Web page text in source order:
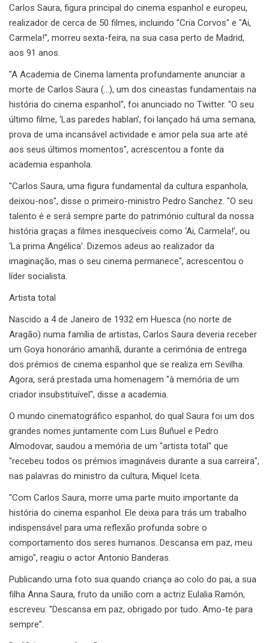
Carlos Saura, figura principal do cinema espanhol e europeu,
realizador de cerca de 50 filmes, incluindo "Cria Corvos" e "Ai,
Carmela!", morreu sexta-feira, na sua casa perto de Madrid,
aos 91 anos.
"A Academia de Cinema lamenta profundamente anunciar a
morte de Carlos Saura (…), um dos cineastas fundamentais na
história do cinema espanhol", foi anunciado no Twitter. "O seu
último filme, ‘Las paredes hablan’, foi lançado há uma semana,
prova de uma incansável actividade e amor pela sua arte até
aos seus últimos momentos", acrescentou a fonte da
academia espanhola.
"Carlos Saura, uma figura fundamental da cultura espanhola,
deixou-nos", disse o primeiro-ministro Pedro Sanchez. "O seu
talento é e será sempre parte do património cultural da nossa
história graças a filmes inesquecíveis como ‘Ai, Carmela!’, ou
‘La prima Angélica’. Dizemos adeus ao realizador da
imaginação, mas o seu cinema permanece", acrescentou o
líder socialista.
Artista total
Nascido a 4 de Janeiro de 1932 em Huesca (no norte de
Aragão) numa família de artistas, Carlos Saura deveria receber
um Goya honorário amanhã, durante a cerimónia de entrega
dos prémios de cinema espanhol que se realiza em Sevilha.
Agora, será prestada uma homenagem "à memória de um
criador insubstituível", disse a academia.
O mundo cinematográfico espanhol, do qual Saura foi um dos
grandes nomes juntamente com Luis Buñuel e Pedro
Almodovar, saudou a memória de um "artista total" que
"recebeu todos os prémios imagináveis durante a sua carreira",
nas palavras do ministro da cultura, Miquel Iceta.
"Com Carlos Saura, morre uma parte muito importante da
história do cinema espanhol. Ele deixa para trás um trabalho
indispensável para uma reflexão profunda sobre o
comportamento dos seres humanos. Descansa em paz, meu
amigo", reagiu o actor Antonio Banderas.
Publicando uma foto sua quando criança ao colo do pai, a sua
filha Anna Saura, fruto da união com a actriz Eulalia Ramón,
escreveu: "Descansa em paz, obrigado por tudo. Amo-te para
sempre".